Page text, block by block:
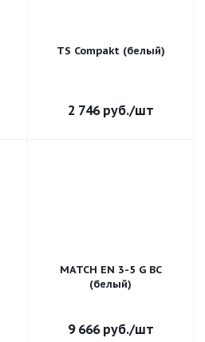
TS Compakt (белый)
2 746руб./шт
MATCH EN 3-5 G BC
(белый)
9 666руб./шт